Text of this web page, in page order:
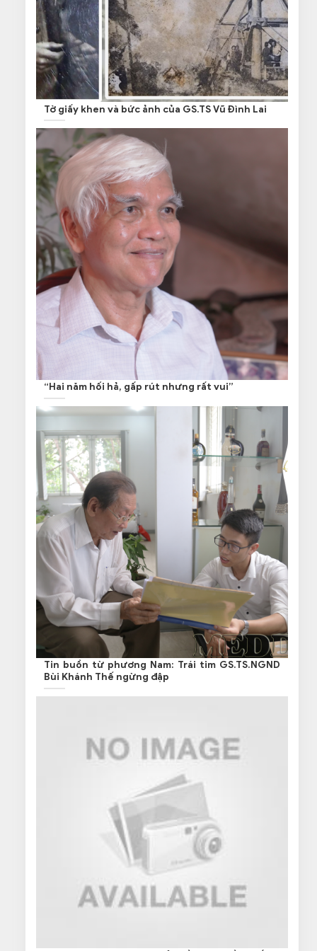
Tờ giấy khen và bức ảnh của GS.TS Vũ Đình Lai
“Hai năm hối hả, gấp rút nhưng rất vui”
Tin buồn từ phương Nam: Trái tim GS.TS.NGND
Bùi Khánh Thế ngừng đập